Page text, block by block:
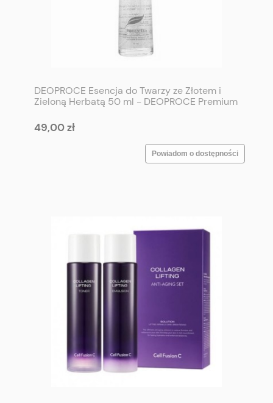
DEOPROCE Esencja do Twarzy ze Złotem i
Zieloną Herbatą 50 ml - DEOPROCE Premium
49,00 zł
Powiadom o dostępności